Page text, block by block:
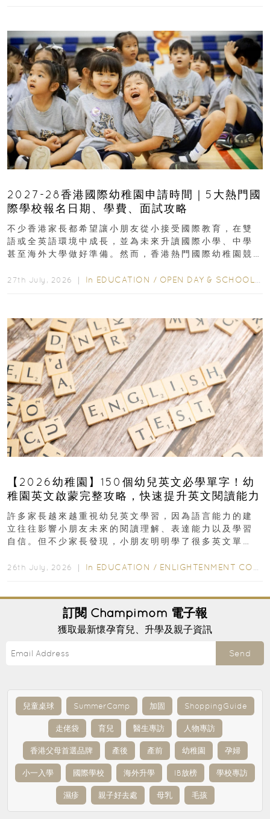
2027-28香港國際幼稚園申請時間｜5大熱門國
際學校報名日期、學費、面試攻略
不少香港家長都希望讓小朋友從小接受國際教育，在雙
語或全英語環境中成長，並為未來升讀國際小學、中學
甚至海外大學做好準備。然而，香港熱門國際幼稚園競
27th July, 2026 ｜ In EDUCATION / OPEN DAY & SCHOOL EVENTS
【2026幼稚園】150個幼兒英文必學單字！幼
稚園英文啟蒙完整攻略，快速提升英文閱讀能力
許多家長越來越重視幼兒英文學習，因為語言能力的建
立往往影響小朋友未來的閱讀理解、表達能力以及學習
自信。但不少家長發現，小朋友明明學了很多英文單
26th July, 2026 ｜ In EDUCATION / ENLIGHTENMENT CORNER
訂閱 Champimom 電子報
獲取最新懷孕育兒、升學及親子資訊
Send
兒童桌球 SummerCamp 加固 ShoppingGuide
走佬袋 育兒 醫生專訪 人物專訪
香港父母首選品牌 產後 產前 幼稚園 孕婦
小一入學 國際學校 海外升學 IB放榜 學校專訪
濕疹 親子好去處 母乳 毛孩